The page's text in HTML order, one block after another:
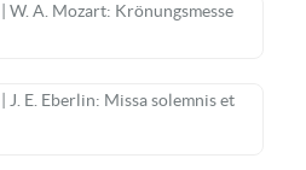
W. A. Mozart: Krönungsmesse
J. E. Eberlin: Missa solemnis et